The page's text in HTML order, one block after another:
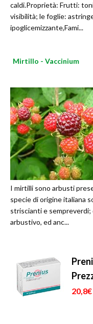
caldi.Proprietà: Frutti:
visibilità; le foglie:
ipoglicemizzante,Fami...
Mirtillo - Vaccinium
I mirtilli sono arbusti
specie di origine italiana
striscianti e
arbustivo, ed anc...
20,8€